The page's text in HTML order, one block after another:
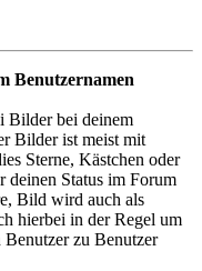
Benutzernamen
Bilder bei deinem
Bilder ist meist mit
Sterne, Kästchen oder
deinen Status im Forum
Bild wird auch als
hierbei in der Regel um
zu Benutzer